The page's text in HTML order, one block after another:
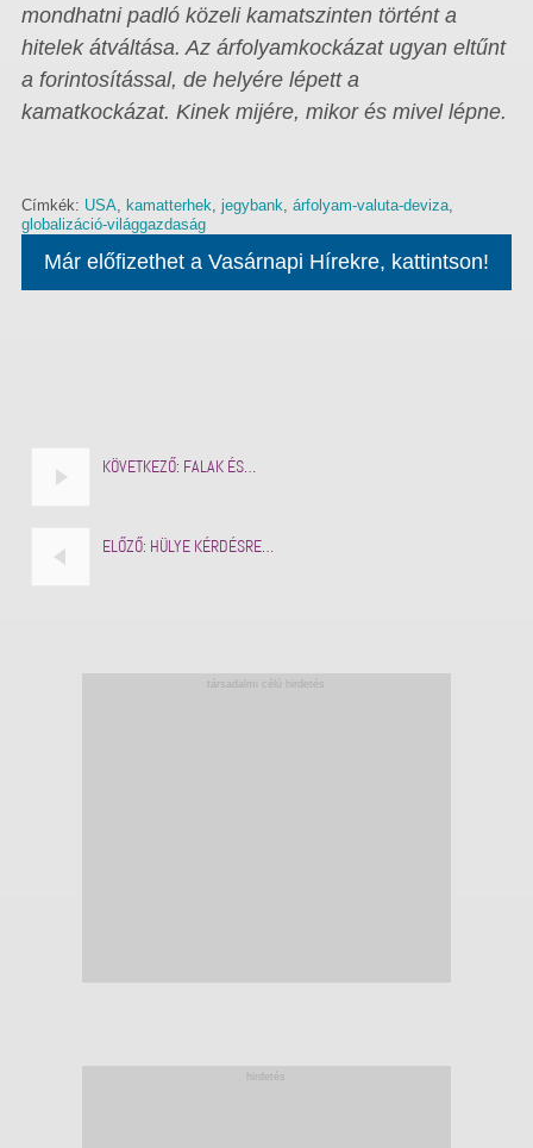
mondhatni padló közeli kamatszinten történt a
hitelek átváltása. Az árfolyamkockázat ugyan eltűnt
a forintosítással, de helyére lépett a
kamatkockázat. Kinek mijére, mikor és mivel lépne.
Címkék: USA, kamatterhek, jegybank, árfolyam-valuta-deviza,
globalizáció-világgazdaság
Már előfizethet a Vasárnapi Hírekre, kattintson!
KÖVETKEZŐ: FALAK ÉS…
ELŐZŐ: HÜLYE KÉRDÉSRE…
társadalmi célú hirdetés
hirdetés